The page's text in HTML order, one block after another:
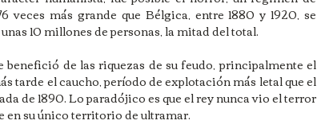
más grande que Bélgica, entre 1880 y 1920, se
10 millones de personas, la mitad del total.
benefició de las riquezas de su feudo, principalmente el
tarde el caucho, período de explotación más letal que el
de 1890. Lo paradójico es que el rey nunca vio el terror
en su único territorio de ultramar.